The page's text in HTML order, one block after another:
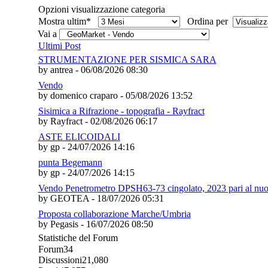
Opzioni visualizzazione categoria
Mostra ultim*
Ordina per
Vai a
Ultimi Post
STRUMENTAZIONE PER SISMICA SARA
by antrea - 06/08/2026 08:30
Vendo
by domenico craparo - 05/08/2026 13:52
Sisimica a Rifrazione - topografia - Rayfract
by Rayfract - 02/08/2026 06:17
ASTE ELICOIDALI
by gp - 24/07/2026 14:16
punta Begemann
by gp - 24/07/2026 14:15
Vendo Penetrometro DPSH63-73 cingolato, 2023 pari al
by GEOTEA - 18/07/2026 05:31
Proposta collaborazione Marche/Umbria
by Pegasis - 16/07/2026 08:50
Statistiche del Forum
Forum34
Discussioni21,080